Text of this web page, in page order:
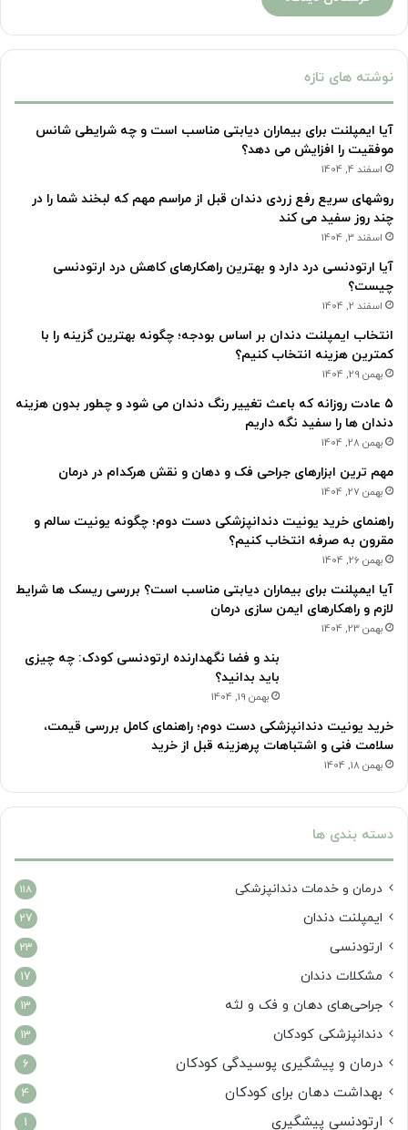
نوشته های تازه
آیا ایمپلنت برای بیماران دیابتی مناسب است و چه شرایطی شانس
موفقیت را افزایش می دهد؟
اسفند 4, 1404
روشهای سریع رفع زردی دندان قبل از مراسم مهم که لبخند شما را در
چند روز سفید می کند
اسفند 3, 1404
آیا ارتودنسی درد دارد و بهترین راهکارهای کاهش درد ارتودنسی
چیست؟
اسفند 2, 1404
انتخاب ایمپلنت دندان بر اساس بودجه؛ چگونه بهترین گزینه را با
کمترین هزینه انتخاب کنیم؟
بهمن 29, 1404
۵ عادت روزانه که باعث تغییر رنگ دندان می شود و چطور بدون هزینه
دندان ها را سفید نگه داریم
بهمن 28, 1404
مهم ترین ابزارهای جراحی فک و دهان و نقش هرکدام در درمان
بهمن 27, 1404
راهنمای خرید یونیت دندانپزشکی دست دوم؛ چگونه یونیت سالم و
مقرون به صرفه انتخاب کنیم؟
بهمن 26, 1404
آیا ایمپلنت برای بیماران دیابتی مناسب است؟ بررسی ریسک ها شرایط
لازم و راهکارهای ایمن سازی درمان
بهمن 23, 1404
بند و فضا نگهدارنده ارتودنسی کودک: چه چیزی
باید بدانید؟
بهمن 19, 1404
خرید یونیت دندانپزشکی دست دوم؛ راهنمای کامل بررسی قیمت،
سلامت فنی و اشتباهات پرهزینه قبل از خرید
بهمن 18, 1404
دسته بندی ها
درمان‌ و خدمات دندانپزشکی 118
ایمپلنت دندان 27
ارتودنسی 23
مشکلات دندان 17
جراحی‌های دهان و فک و لثه 13
دندانپزشکی کودکان 13
درمان و پیشگیری پوسیدگی کودکان 6
بهداشت دهان برای کودکان 4
ارتودنسی پیشگیری 1